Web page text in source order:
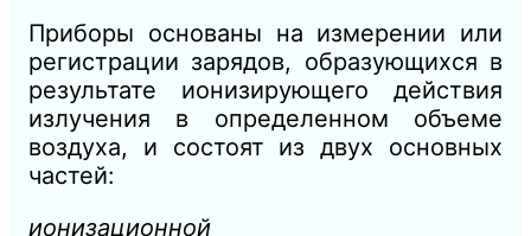
Приборы основаны на измерении или
регистрации зарядов, образующихся в
результате ионизирующего действия
излучения в определенном объеме
воздуха, и состоят из двух основных
частей:
ионизационной